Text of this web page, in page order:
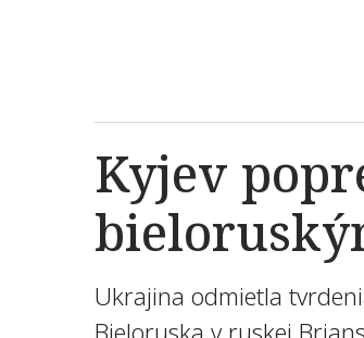
Kyjev
Ukrajina odmietla
Bieloruska v ruskej